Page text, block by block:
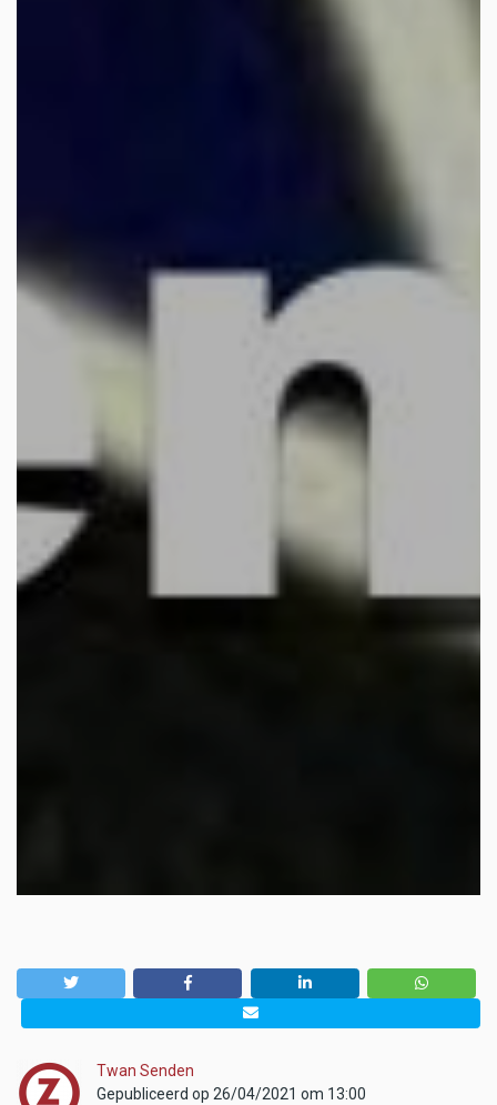
Twan Senden
Gepubliceerd op 26/04/2021 om 13:00